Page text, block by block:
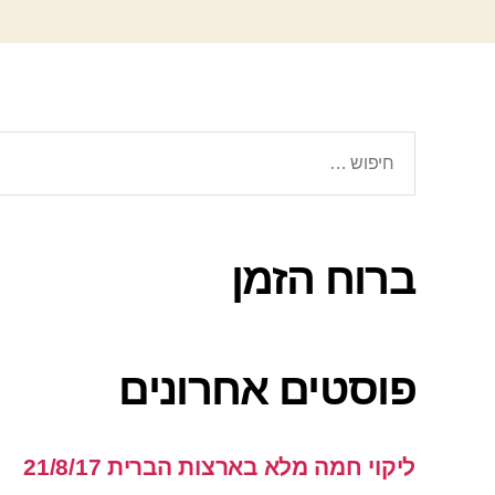
ברוח הזמן
פוסטים אחרונים
ליקוי חמה מלא בארצות הברית 21/8/17